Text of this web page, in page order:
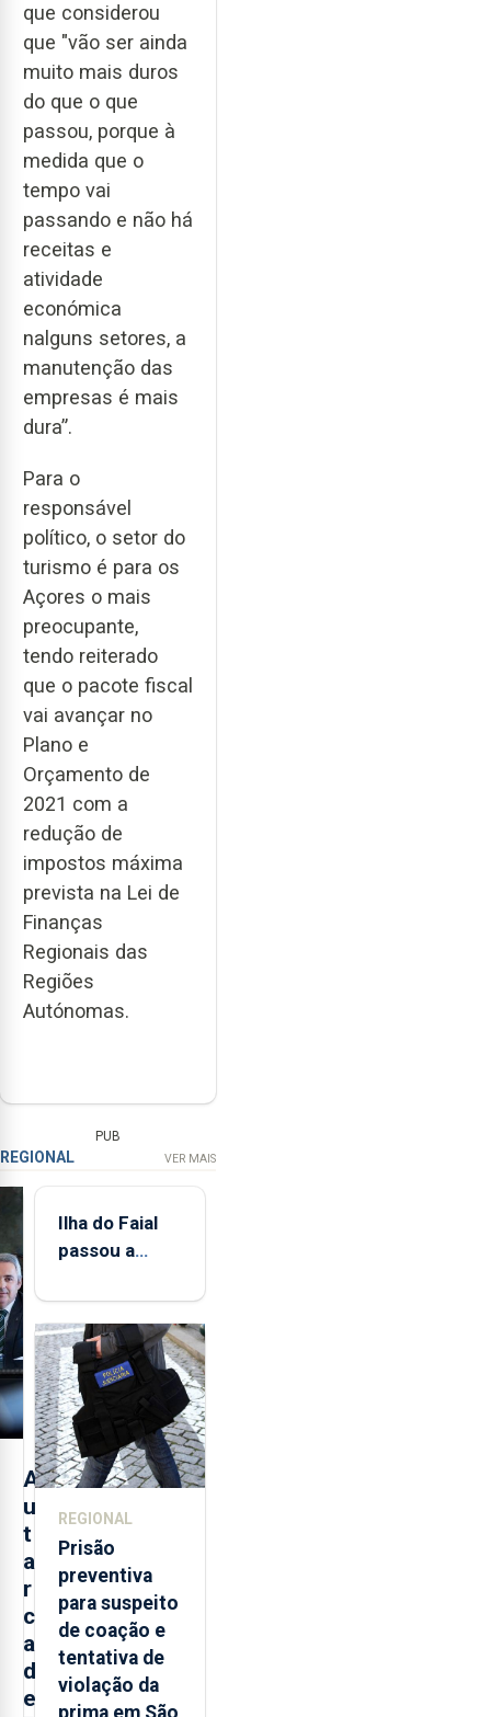
que considerou
que "vão ser ainda
muito mais duros
do que o que
passou, porque à
medida que o
tempo vai
passando e não há
receitas e
atividade
económica
nalguns setores, a
manutenção das
empresas é mais
dura”.
Para o
responsável
político, o setor do
turismo é para os
Açores o mais
preocupante,
tendo reiterado
que o pacote fiscal
vai avançar no
Plano e
Orçamento de
2021 com a
redução de
impostos máxima
prevista na Lei de
Finanças
Regionais das
Regiões
Autónomas.
PUB
REGIONAL VER MAIS
A
u
t
a
r
c
a
d
e
Ilha do Faial
passou a
de
monitorização
de infrassons
dos Açores
REGIONAL
Prisão
preventiva
para suspeito
de coação e
tentativa de
violação da
prima em São